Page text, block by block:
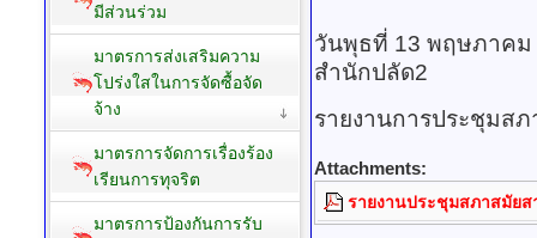
วันพุธที่ 13 พฤษภาคม
สำนักปลัด2
รายงานการประชุมส
Attachments:
รายงานประชุมสภาสมัย
มีส่วนร่วม
มาตรการส่งเสริมความ
โปร่งใสในการจัดซื้อจัด
จ้าง
มาตรการจัดการเรื่องร้อง
เรียนการทุจริต
มาตรการป้องกันการรับ